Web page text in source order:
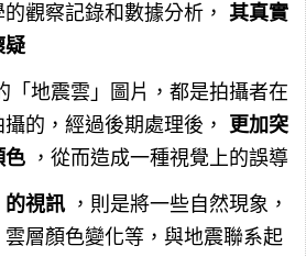
觀察記錄和數據分析， 其真實
疑
「地震雲」圖片，都是拍攝者在
的，經過後期處理後， 更加突
色 ，從而造成一種視覺上的誤導
的視訊 ，則是將一些自然現象，
層顏色變化等，與地震聯系起